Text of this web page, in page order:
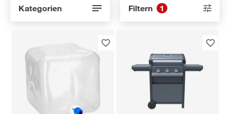
Kategorien Filtern 1